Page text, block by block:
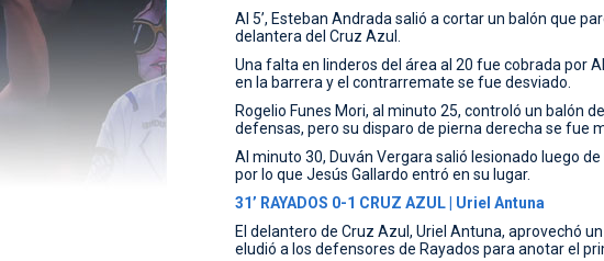
Al 5’, Esteban Andrada salió a cortar un balón que
delantera del Cruz Azul.
Una falta en linderos del área al 20 fue cobrada por
en la barrera y el contrarremate se fue desviado.
Rogelio Funes Mori, al minuto 25, controló un balón
defensas, pero su disparo de pierna derecha se fue
Al minuto 30, Duván Vergara salió lesionado luego
por lo que Jesús Gallardo entró en su lugar.
31’ RAYADOS 0-1 CRUZ AZUL | Uriel Antuna
El delantero de Cruz Azul, Uriel Antuna, aprovechó
eludió a los defensores de Rayados para anotar el